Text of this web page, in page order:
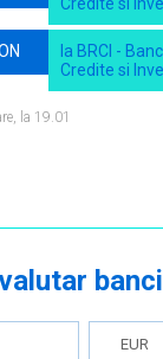
la BRCI -
Credite si
la 19.01
banci
EUR